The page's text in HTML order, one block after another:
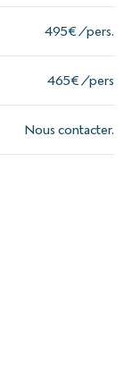
495€ /pers.
465€ /pers
Nous contacter.